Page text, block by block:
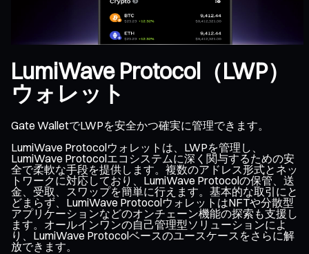
LumiWave Protocol（LWP）
ウォレット
Gate WalletでLWPを安全かつ確実に管理できます。
LumiWave Protocolウォレットは、LWPを管理し、
LumiWave Protocolエコシステムに深く関与するための安
全で柔軟な手段を提供します。複数のアドレス形式とネッ
トワークに対応しており、LumiWave Protocolの保管、送
金、受取、スワップを簡単に行えます。基本的な取引にと
どまらず、LumiWave ProtocolウォレットはNFTや分散型
アプリケーションなどのオンチェーン機能の探索も支援し
ます。オールインワンの自己管理型ソリューションによ
り、LumiWave Protocolベースのユースケースをさらに解
放できます。